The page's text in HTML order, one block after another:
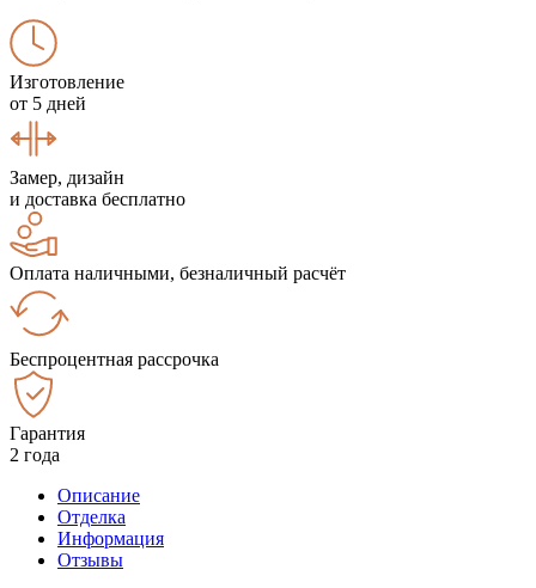
Изготовление
от 5 дней
Замер, дизайн
и доставка бесплатно
Оплата наличными, безналичный расчёт
Беспроцентная рассрочка
Гарантия
2 года
Описание
Отделка
Информация
Отзывы